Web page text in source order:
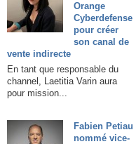
Orange
Cyberdefense
pour créer
son canal de
vente indirecte
En tant que responsable du
channel, Laetitia Varin aura
pour mission...
Fabien Petiau
nommé vice-